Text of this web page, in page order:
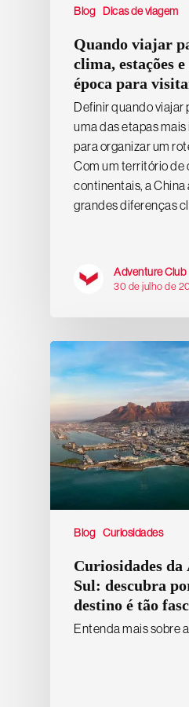
Blog Dicas de viagem
Quando viajar
clima, estações
época para
Definir quando viajar
uma das etapas
para organizar um
Com um território de
continentais, a China
grandes diferenças
Adventure Club
30 de julho de
Blog Curiosidades
Curiosidades
Sul: descubra
destino é tão
Entenda mais sobre